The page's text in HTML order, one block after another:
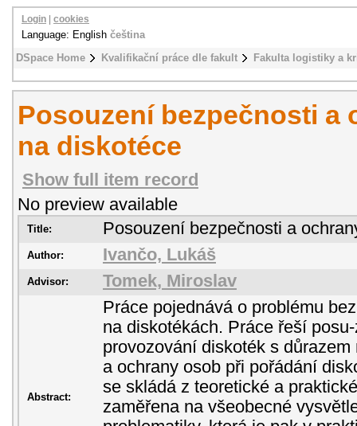
DSpace Home Kvalifikační práce dle fakult Fakulta logistiky a
Login cookies
Language: English čeština
Posouzení bezpečnosti a
na diskotéce
Show full item record
No preview available
Title: Posouzení bezpečnosti a
Author: Ivančo, Lukáš
Advisor: Tomek, Miroslav
Abstract:
Práce pojednává o problému
na diskotékách. Práce řeší
provozování diskoték s
a ochrany osob při pořádání
se skládá z teoretické a
zaměřena na všeobecné